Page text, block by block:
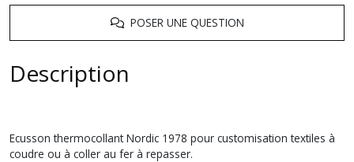
POSER UNE QUESTION
Description
Ecusson thermocollant Nordic 1978 pour customisation textiles à
coudre ou à coller au fer à repasser.